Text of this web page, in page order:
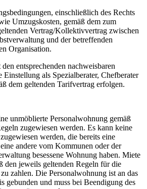
einschließlich des Rechts
Umzugskosten, gemäß dem zum
Vertrag/Kollektivvertrag zwischen
und der betreffenden
Organisation.
entsprechenden nachweisbaren
Einstellung als Spezialberater, Chefberater
dem geltenden Tarifvertrag erfolgen.
unmöblierte Personalwohnung gemäß
zugewiesen werden. Es kann keine
werden, die bereits eine
andere vom Kommunen oder der
besessene Wohnung haben. Miete
den jeweils geltenden Regeln für die
zahlen. Die Personalwohnung ist an das
gebunden und muss bei Beendigung des